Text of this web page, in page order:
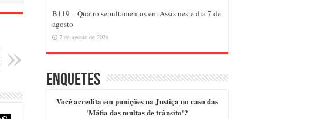
B119 – Quatro sepultamentos em Assis neste dia 7 de
agosto
7 de agosto de 2026
Enquetes
Você acredita em punições na Justiça no caso das
'Máfia das multas de trânsito'?